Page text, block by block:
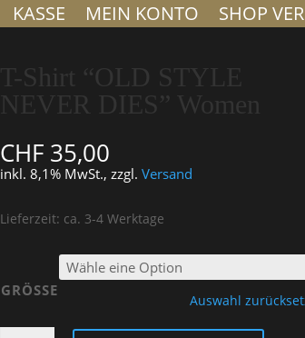
KASSE MEIN KONTO SHOP
T-Shirt “OLD STYLE
NEVER DIES” Women
CHF35,00
inkl. 8,1% MwSt., zzgl. Versand
Lieferzeit: ca. 3-4 Werktage
GRÖSSE
Auswahl